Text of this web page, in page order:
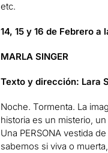
etc.
14, 15 y 16 de Febrero a
MARLA SINGER
Texto y dirección: Lara
Noche. Tormenta. La
historia es un misterio,
Una PERSONA vestida
sabemos si viva o